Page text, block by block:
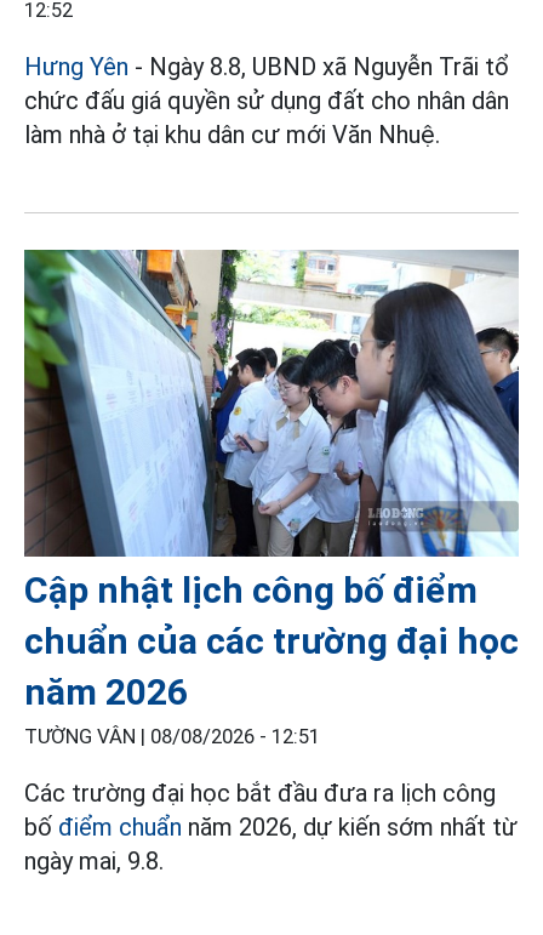
12:52
Hưng Yên - Ngày 8.8, UBND xã Nguyễn Trãi tổ
chức đấu giá quyền sử dụng đất cho nhân dân
làm nhà ở tại khu dân cư mới Văn Nhuệ.
Cập nhật lịch công bố điểm
chuẩn của các trường đại học
năm 2026
TƯỜNG VÂN | 08/08/2026 - 12:51
Các trường đại học bắt đầu đưa ra lịch công
bố điểm chuẩn năm 2026, dự kiến sớm nhất từ
ngày mai, 9.8.